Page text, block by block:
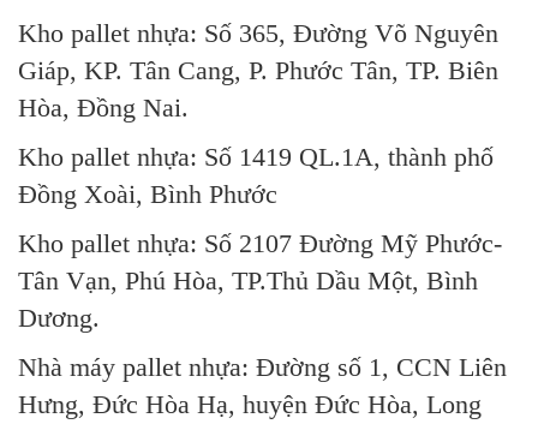
Kho pallet nhựa: Số 365, Đường Võ Nguyên
Giáp, KP. Tân Cang, P. Phước Tân, TP. Biên
Hòa, Đồng Nai.
Kho pallet nhựa: Số 1419 QL.1A, thành phố
Đồng Xoài, Bình Phước
Kho pallet nhựa: Số 2107 Đường Mỹ Phước-
Tân Vạn, Phú Hòa, TP.Thủ Dầu Một, Bình
Dương.
Nhà máy pallet nhựa: Đường số 1, CCN Liên
Hưng, Đức Hòa Hạ, huyện Đức Hòa, Long